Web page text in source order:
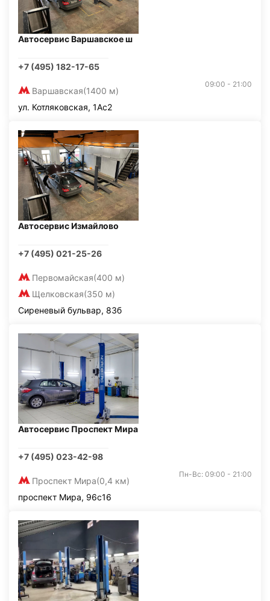
Автосервис Варшавское ш
+7 (495) 182-17-65
Варшавская(1400 м)
09:00 - 21:00
ул. Котляковская, 1Ас2
Автосервис Измайлово
+7 (495) 021-25-26
Первомайская(400 м)
Щелковская(350 м)
Сиреневый бульвар, 83б
Автосервис Проспект Мира
+7 (495) 023-42-98
Проспект Мира(0,4 км)
Пн-Вс: 09:00 - 21:00
проспект Мира, 96с16